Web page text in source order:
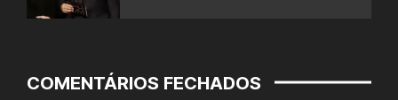
COMENTÁRIOS FECHADOS